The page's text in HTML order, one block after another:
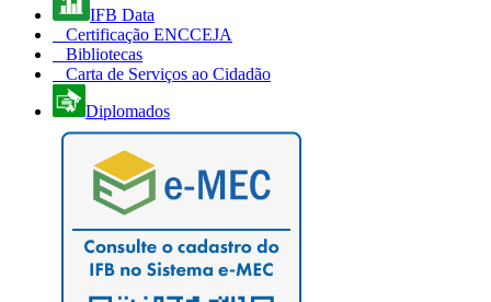
IFB Data
Certificação ENCCEJA
Bibliotecas
Carta de Serviços ao Cidadão
Diplomados